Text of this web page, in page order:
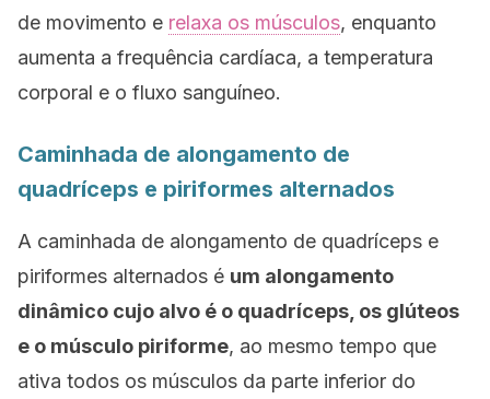
de movimento e relaxa os músculos, enquanto
aumenta a frequência cardíaca, a temperatura
corporal e o fluxo sanguíneo.
Caminhada de alongamento de
quadríceps e piriformes alternados
A caminhada de alongamento de quadríceps e
piriformes alternados é um alongamento
dinâmico cujo alvo é o quadríceps, os glúteos
e o músculo piriforme, ao mesmo tempo que
ativa todos os músculos da parte inferior do